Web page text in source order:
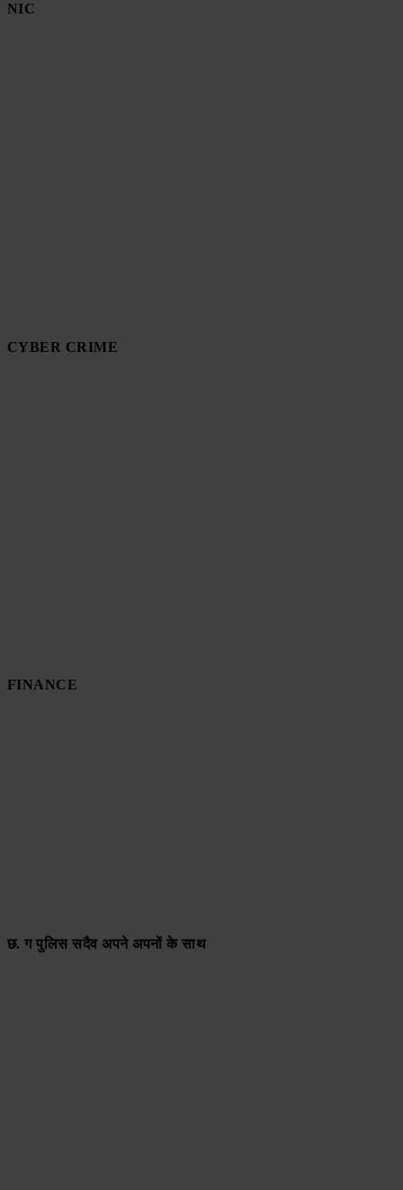
NIC
CYBER CRIME
FINANCE
छ. ग पुलिस सदैव अपने अपनों के साथ